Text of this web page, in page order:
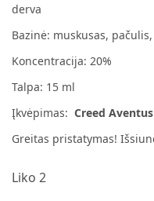
derva
Bazinė: muskusas,
Koncentracija: 20%
Talpa: 15 ml
Įkvėpimas:Creed Aventus
Greitas pristatymas!
Liko 2